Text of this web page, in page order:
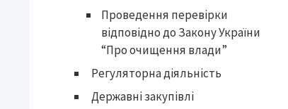
Проведення перевірки
відповідно до Закону України
“Про очищення влади”
Регуляторна діяльність
Державні закупівлі